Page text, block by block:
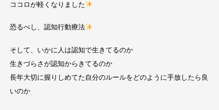
ココロが軽くなりました
恐るべし、認知行動療法
そして、いかに人は認知で生きてるのか
生きづらさが認知からきてるのか
長年大切に握りしめてた自分のルールをどのように手放したら良
いのか